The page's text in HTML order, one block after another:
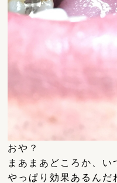
おや？
まあまあどころか、い
やっぱり効果あるん